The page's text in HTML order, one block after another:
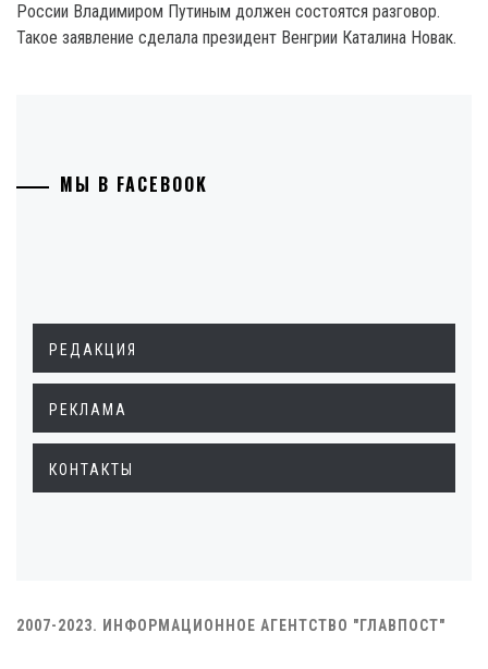
России Владимиром Путиным должен состоятся разговор.
Такое заявление сделала президент Венгрии Каталина Новак.
МЫ В FACEBOOK
РЕДАКЦИЯ
РЕКЛАМА
КОНТАКТЫ
2007-2023. ИНФОРМАЦИОННОЕ АГЕНТСТВО "ГЛАВПОСТ"